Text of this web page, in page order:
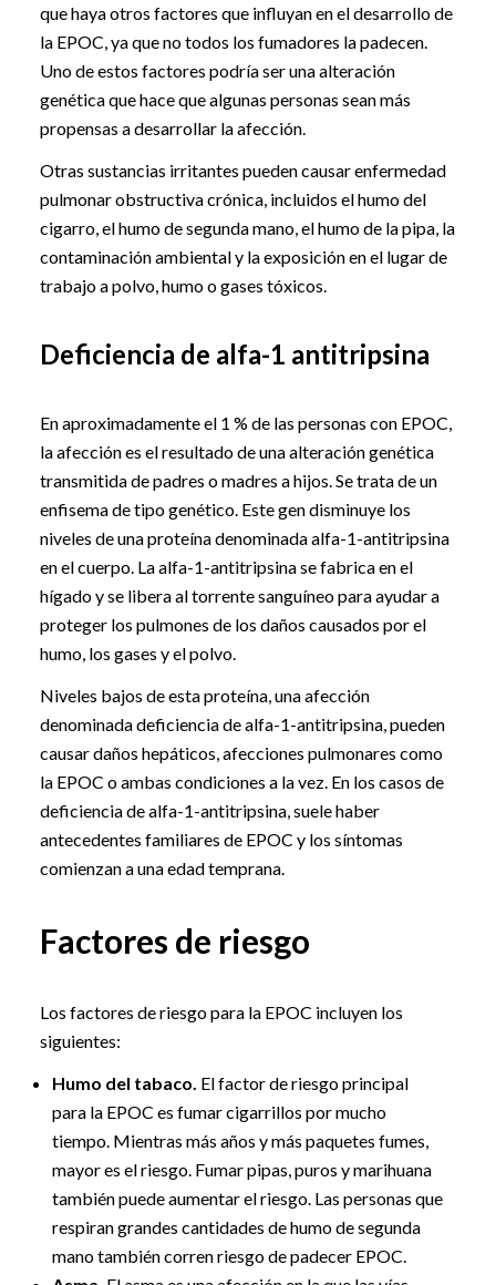
que haya otros factores que influyan en el desarrollo de
la EPOC, ya que no todos los fumadores la padecen.
Uno de estos factores podría ser una alteración
genética que hace que algunas personas sean más
propensas a desarrollar la afección.
Otras sustancias irritantes pueden causar enfermedad
pulmonar obstructiva crónica, incluidos el humo del
cigarro, el humo de segunda mano, el humo de la pipa, la
contaminación ambiental y la exposición en el lugar de
trabajo a polvo, humo o gases tóxicos.
Deficiencia de alfa-1 antitripsina
En aproximadamente el 1 % de las personas con EPOC,
la afección es el resultado de una alteración genética
transmitida de padres o madres a hijos. Se trata de un
enfisema de tipo genético. Este gen disminuye los
niveles de una proteína denominada alfa-1-antitripsina
en el cuerpo. La alfa-1-antitripsina se fabrica en el
hígado y se libera al torrente sanguíneo para ayudar a
proteger los pulmones de los daños causados por el
humo, los gases y el polvo.
Niveles bajos de esta proteína, una afección
denominada deficiencia de alfa-1-antitripsina, pueden
causar daños hepáticos, afecciones pulmonares como
la EPOC o ambas condiciones a la vez. En los casos de
deficiencia de alfa-1-antitripsina, suele haber
antecedentes familiares de EPOC y los síntomas
comienzan a una edad temprana.
Factores de riesgo
Los factores de riesgo para la EPOC incluyen los
siguientes:
Humo del tabaco. El factor de riesgo principal
para la EPOC es fumar cigarrillos por mucho
tiempo. Mientras más años y más paquetes fumes,
mayor es el riesgo. Fumar pipas, puros y marihuana
también puede aumentar el riesgo. Las personas que
respiran grandes cantidades de humo de segunda
mano también corren riesgo de padecer EPOC.